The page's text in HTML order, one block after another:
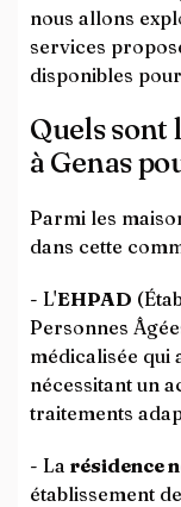
nous allons
services
disponibles
Quels sont
à Genas
Parmi les
dans cette
- L'EHPAD
Personnes
médicalisée qui
nécessitant un
traitements
- La résidence
établissement